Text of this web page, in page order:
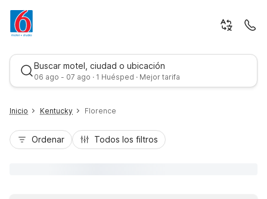
Buscar motel, ciudad o ubicación
06 ago - 07 ago · 1 Huésped · Mejor tarifa
Inicio Kentucky Florence
Ordenar Todos los filtros